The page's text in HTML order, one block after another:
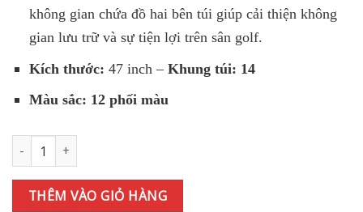
không gian chứa đồ hai bên túi giúp cải thiện không
gian lưu trữ và sự tiện lợi trên sân golf.
Kích thước: 47 inch – Khung túi: 14
Màu sắc: 12 phối màu
THÊM VÀO GIỎ HÀNG